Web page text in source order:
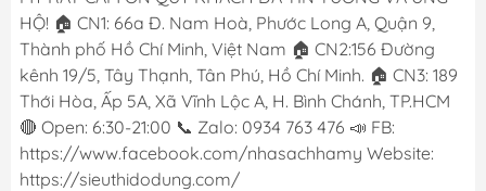
HỘ! 🏠 CN1: 66a Đ. Nam Hoà, Phước Long A, Quận 9,
Thành phố Hồ Chí Minh, Việt Nam 🏠 CN2:156 Đường
kênh 19/5, Tây Thạnh, Tân Phú, Hồ Chí Minh. 🏠 CN3: 189
Thới Hòa, Ấp 5A, Xã Vĩnh Lộc A, H. Bình Chánh, TP.HCM
🔴 Open: 6:30-21:00 📞 Zalo: 0934 763 476 📣 FB:
https://www.facebook.com/nhasachhamy Website:
https://sieuthidodung.com/